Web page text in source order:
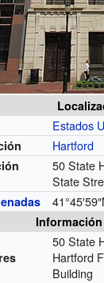
Estados
Hartford
50 State
State
50 State
Hartford
Building